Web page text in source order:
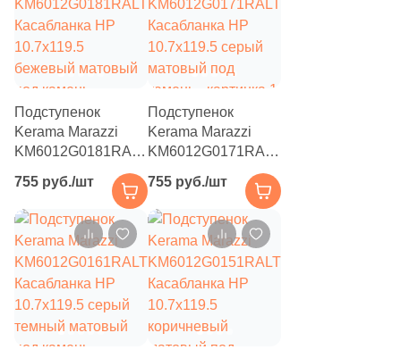
Подступенок
Kerama Marazzi
KM6012G0181RALT
10.7x119.5
бежевый матовый
под камень
755 руб./шт
Подступенок
Kerama Marazzi
KM6012G0171RALT
10.7x119.5 серый
матовый под
камень
755 руб./шт